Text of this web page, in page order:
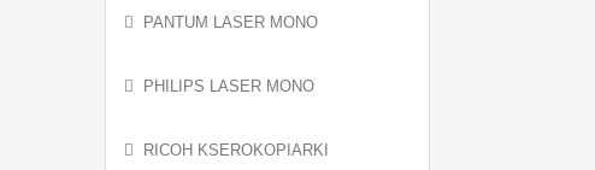
PANTUM LASER MONO
PHILIPS LASER MONO
RICOH KSEROKOPIARKI